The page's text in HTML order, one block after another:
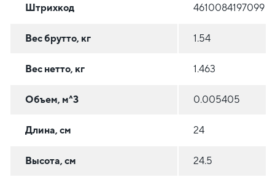
Штрихкод 4610084197099
Вес брутто, кг 1.54
Вес нетто, кг 1.463
Объем, м^3 0.005405
Длина, см 24
Высота, см 24.5